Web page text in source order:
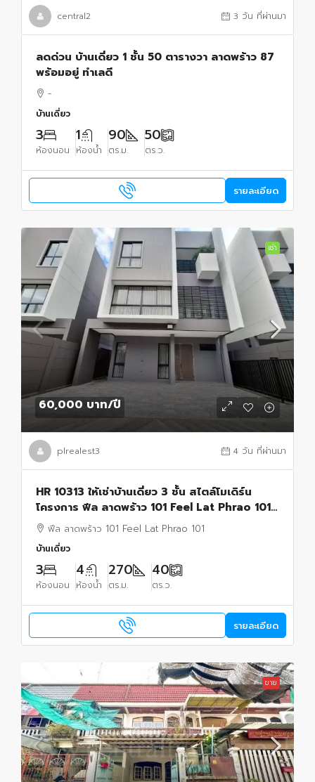
central2 3 วัน ที่ผ่านมา
ลดด่วน บ้านเดี่ยว 1 ชั้น 50 ตารางวา ลาดพร้าว 87
พร้อมอยู่ ทำเลดี
-
บ้านเดี่ยว
3
ห้องนอน
1
ห้องน้ำ
90
ตร.ม.
50
ตร.ว.
รายละเอียด
เช่า
60,000 บาท/ปี
plrealest3 4 วัน ที่ผ่านมา
HR 10313 ให้เช่าบ้านเดี่ยว 3 ชั้น สไตล์โมเดิร์น
โครงการ ฟีล ลาดพร้าว 101 Feel Lat Phrao 101
ใกล้รถไฟฟ้าลาดพร้าว 101
ฟีล ลาดพร้าว 101 Feel Lat Phrao 101
บ้านเดี่ยว
3
ห้องนอน
4
ห้องน้ำ
270
ตร.ม.
40
ตร.ว.
รายละเอียด
ขาย